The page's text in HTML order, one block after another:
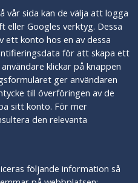
vår sida kan de välja att logga
eller Googles verktyg. Dessa
ett konto hos en av dessa
för att skapa ett
klickar på knappen
ger användaren
till överföringen av de
sitt konto. För mer
den relevanta
följande information så